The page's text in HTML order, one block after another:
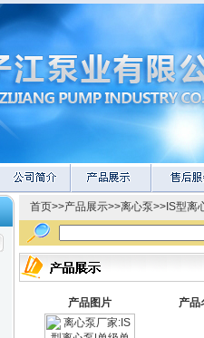
首页>>产品展示>>离心泵>> IS型离
产品图片 产品